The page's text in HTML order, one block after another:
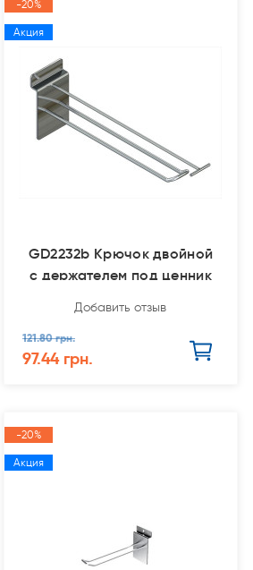
-20%
Акция
GD2232b Крючок двойной
с держателем под ценник
Добавить отзыв
121.80 грн.
97.44 грн.
-20%
Акция